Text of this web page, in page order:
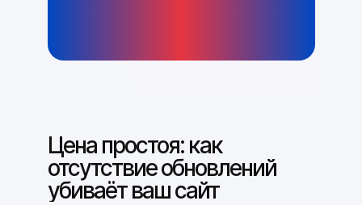
Цена простоя: как
отсутствие обновлений
убиваёт ваш сайт